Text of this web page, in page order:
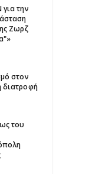
την
Ζωρζ
στον
διατροφή
του